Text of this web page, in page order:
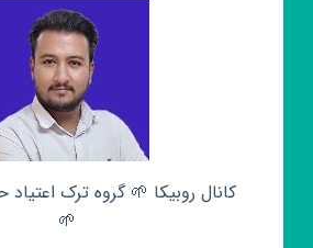
کانال روبیکا 🌱 گروه ترک
🌱